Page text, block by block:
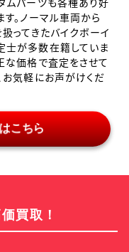
。ノーマル車両から
ってきたバイクボーイ
士が多数在籍していま
な価格で査定をさせて
お気軽にお声がけくだ
こちら
買取！